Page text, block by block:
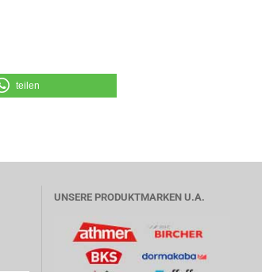
teilen
UNSERE PRODUKTMARKEN U.A.